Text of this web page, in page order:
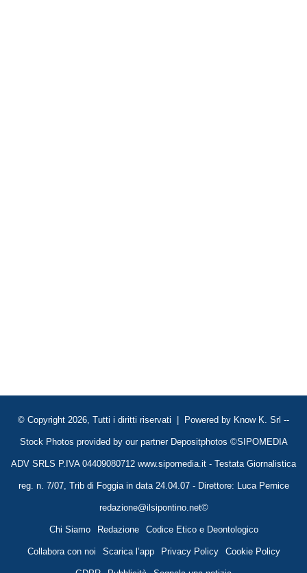
© Copyright 2026, Tutti i diritti riservati | Powered by Know K. Srl --
Stock Photos provided by our partner Depositphotos ©SIPOMEDIA
ADV SRLS P.IVA 04409080712 www.sipomedia.it - Testata Giornalistica
reg. n. 7/07, Trib di Foggia in data 24.04.07 - Direttore: Luca Pernice
redazione@ilsipontino.net©
Chi Siamo Redazione Codice Etico e Deontologico
Collabora con noi Scarica l’app Privacy Policy Cookie Policy